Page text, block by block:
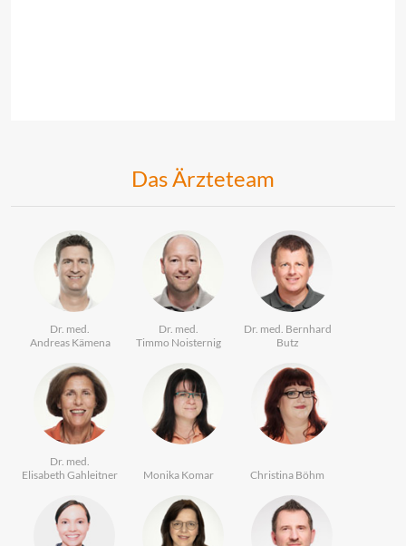
Das Ärzteteam
Dr. med.
Andreas Kämena
Dr. med.
Timmo Noisternig
Dr. med. Bernhard
Butz
Dr. med.
Elisabeth Gahleitner
Monika Komar Christina Böhm